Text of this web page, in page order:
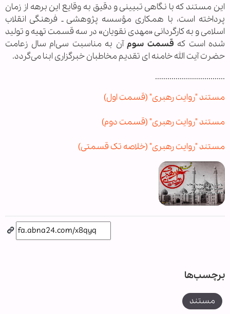
این مستند که با نگاهی تبیینی و دقیق به وقایع این برهه از زمان
پرداخته است، با همکاری مؤسسه پژوهشی ـ فرهنگی انقلاب
اسلامی و به کارگردانی «مهدی نقویان» در سه قسمت تهیه و تولید
شده است که قسمت سوم آن به مناسبت سی‌ام سال زعامت
حضرت آیت الله خامنه ای تقدیم مخاطبان خبرگزاری ابنا می‌گردد.
..................................
مستند "روایت رهبری" (قسمت اول)
مستند "روایت رهبری" (قسمت دوم)
مستند "روایت رهبری" (خلاصه تک قسمتی)
برچسب‌ها
مستند